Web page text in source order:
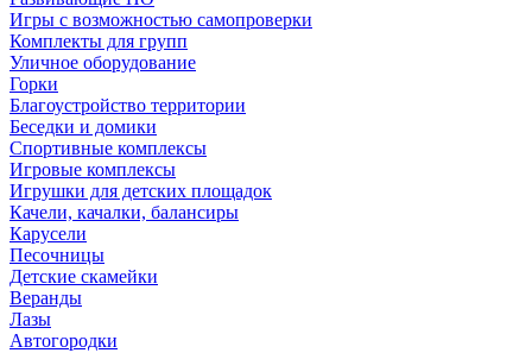
Игры с возможностью самопроверки
Комплекты для групп
Уличное оборудование
Горки
Благоустройство территории
Беседки и домики
Спортивные комплексы
Игровые комплексы
Игрушки для детских площадок
Качели, качалки, балансиры
Карусели
Песочницы
Детские скамейки
Веранды
Лазы
Автогородки